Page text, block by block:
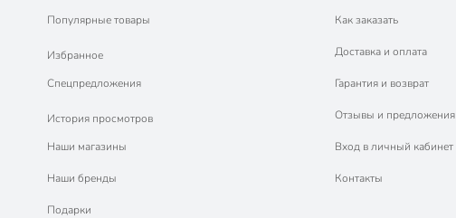
Популярные товары
Избранное
Спецпредложения
История просмотров
Наши магазины
Наши бренды
Подарки
Как заказать
Доставка и оплата
Гарантия и возврат
Отзывы и предложения
Вход в личный кабинет
Контакты